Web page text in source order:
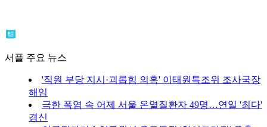
서플 주요 뉴스
'직원 부당 지시·괴롭힘 의혹' 이태원특조위 조사국장
해임
극한 폭염 속 어제 서울 온열질환자 49명…연일 '최다'
경신